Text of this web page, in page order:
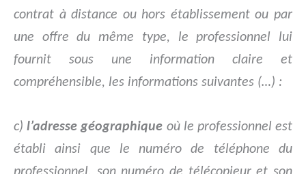
contrat à distance ou hors établissement ou par
une offre du même type, le professionnel lui
fournit sous une information claire et
compréhensible, les informations suivantes (…) :
c)l’adresse géographique où le professionnel est
établi ainsi que le numéro de téléphone du
professionnel, son numéro de télécopieur et son